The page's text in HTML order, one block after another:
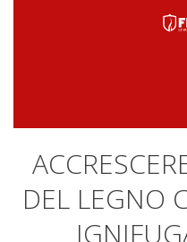
DEL LEGNO